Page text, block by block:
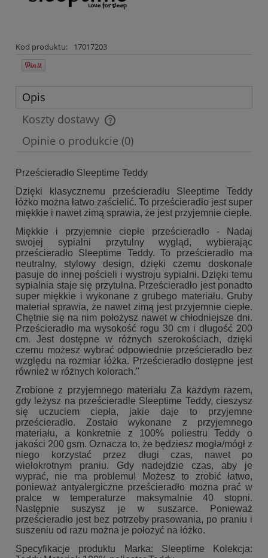
Kod produktu: 17017203
Opis
Koszty dostawy
Cena nie zawiera ewentualnych kosztów płatności
Opinie o produkcie (0)
Prześcieradło Sleeptime Teddy
Dzięki klasycznemu prześcieradłu Sleeptime Teddy
łóżko można łatwo zaścielić. To prześcieradło jest super
miękkie i nawet zimą sprawia, że jest przyjemnie ciepłe.
Miękkie i przyjemnie ciepłe prześcieradło - Nadaj
swojej sypialni przytulny wygląd, wybierając
prześcieradło Sleeptime Teddy. To prześcieradło ma
neutralny, stylowy design, dzięki czemu doskonale
pasuje do innej pościeli i wystroju sypialni. Dzięki temu
sypialnia staje się przytulna. Prześcieradło jest ponadto
super miękkie i wykonane z grubego materiału. Gruby
materiał sprawia, że nawet zimą jest przyjemnie ciepłe.
Chętnie się na nim położysz nawet w chłodniejsze dni.
Prześcieradło ma wysokość rogu 30 cm i długość 200
cm. Jest dostępne w różnych szerokościach, dzięki
czemu możesz wybrać odpowiednie prześcieradło bez
względu na rozmiar łóżka. Prześcieradło dostępne jest
również w różnych kolorach."
Zrobione z przyjemnego materiału Za każdym razem,
gdy leżysz na prześcieradle Sleeptime Teddy, cieszysz
się uczuciem ciepła, jakie daje to przyjemne
prześcieradło. Zostało wykonane z przyjemnego
materiału, a konkretnie z 100% poliestru Teddy o
jakości 200 gsm. Oznacza to, że będziesz mogła/mógł z
niego korzystać przez długi czas, nawet po
wielokrotnym praniu. Gdy nadejdzie czas, aby je
wyprać, nie ma problemu! Możesz to zrobić łatwo,
ponieważ antyalergiczne prześcieradło można prać w
pralce w temperaturze maksymalnie 40 stopni.
Następnie suszysz je w suszarce. Ponieważ
prześcieradło jest bez potrzeby prasowania, po praniu i
suszeniu od razu można je położyć na łóżko.
Specyfikacje produktu Marka: Sleeptime Kolekcja: